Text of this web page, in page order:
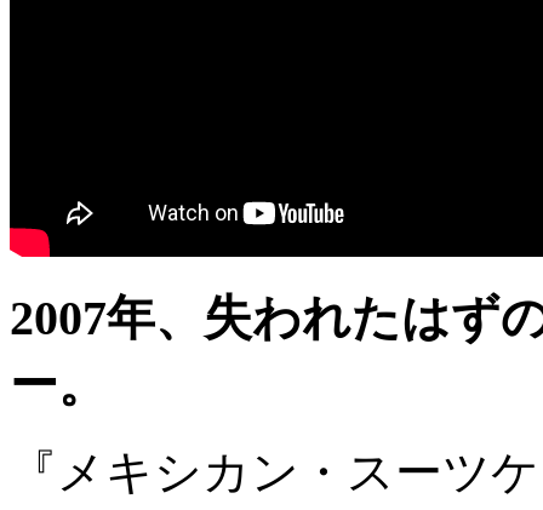
2007年、失われたはず
ー。
『メキシカン・スーツ